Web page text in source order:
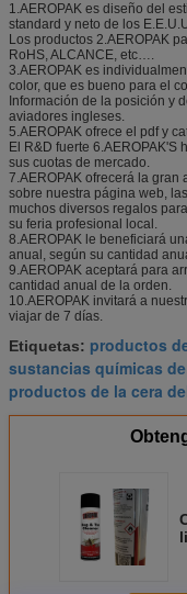
1.AEROPAK es diseño del
standard y neto de los
Los productos 2.AEROPAK
RoHS, ALCANCE, etc….
3.AEROPAK es
color, que es bueno para el
Información de la posición y
aviadores ingleses.
5.AEROPAK ofrece el pdf y
El R&D fuerte
sus cuotas de mercado.
7.AEROPAK ofrecerá la
sobre nuestra página web,
muchos diversos regalos
su feria profesional local.
8.AEROPAK le beneficiará
anual, según su cantidad
9.AEROPAK aceptará para
cantidad anual de la orden.
10.AEROPAK invitará a
viajar de 7 días.
Etiquetas: productos
sustancias químicas
productos de la cera